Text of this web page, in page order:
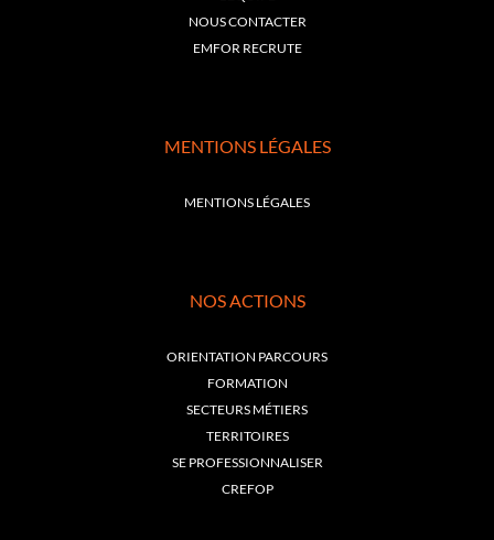
NOUS CONTACTER
EMFOR RECRUTE
MENTIONS LÉGALES
MENTIONS LÉGALES
NOS ACTIONS
ORIENTATION PARCOURS
FORMATION
SECTEURS MÉTIERS
TERRITOIRES
SE PROFESSIONNALISER
CREFOP